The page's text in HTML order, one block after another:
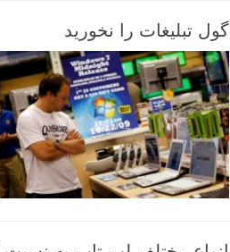
گول تبلیغات را نخورید